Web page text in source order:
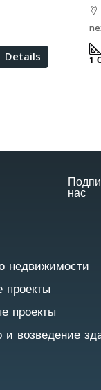
Details 1
нас
недвижимости
проекты
проекты
и возведение